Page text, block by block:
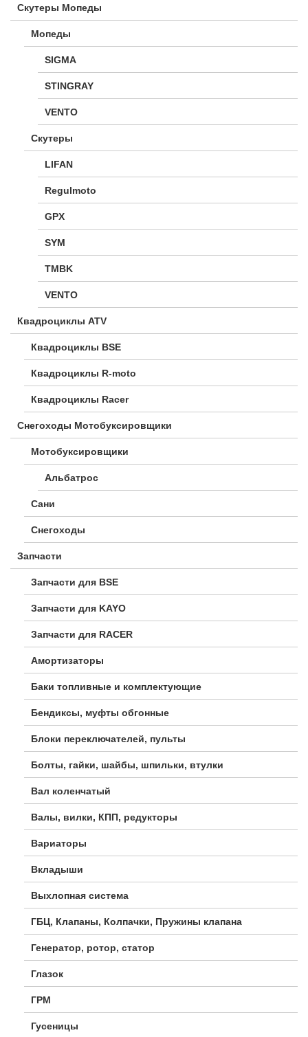
Скутеры Мопеды
Мопеды
SIGMA
STINGRAY
VENTO
Скутеры
LIFAN
Regulmoto
GPX
SYM
TMBK
VENTO
Квадроциклы ATV
Квадроциклы BSE
Квадроциклы R-moto
Квадроциклы Racer
Снегоходы Мотобуксировщики
Мотобуксировщики
Альбатрос
Сани
Снегоходы
Запчасти
Запчасти для BSE
Запчасти для KAYO
Запчасти для RACER
Амортизаторы
Баки топливные и комплектующие
Бендиксы, муфты обгонные
Блоки переключателей, пульты
Болты, гайки, шайбы, шпильки, втулки
Вал коленчатый
Валы, вилки, КПП, редукторы
Вариаторы
Вкладыши
Выхлопная система
ГБЦ, Клапаны, Колпачки, Пружины клапана
Генератор, ротор, статор
Глазок
ГРМ
Гусеницы